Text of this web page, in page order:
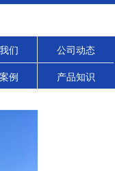
们 公司动态
例 产品知识